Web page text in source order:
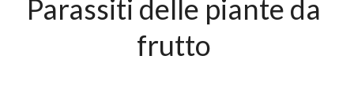
Parassiti delle piante da
frutto